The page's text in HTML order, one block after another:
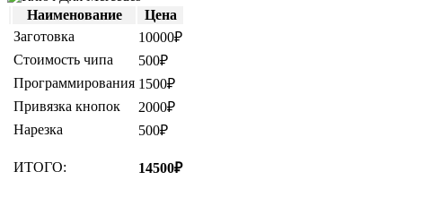
Наименование
Цена
Заготовка
10000₽
Стоимость чипа
500₽
Программирования 1500₽
Привязка кнопок
2000₽
Нарезка
500₽
ИТОГО: 14500₽